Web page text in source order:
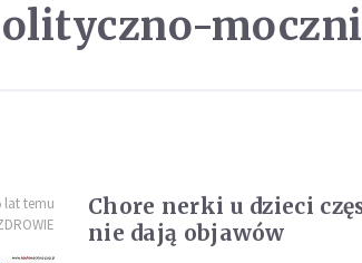
lat temu
Chore nerki u dzieci
nie dają objawów